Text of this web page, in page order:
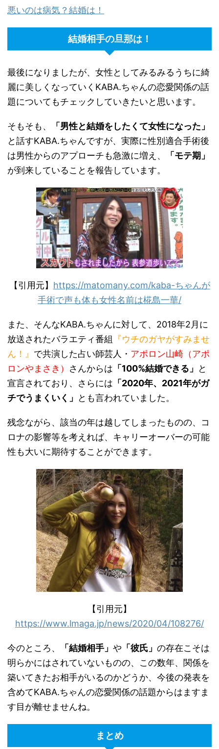
悪いのは病気？結婚は！
結婚相手の旦那は！
最後になりましたが、女性としてみるみるうちに綺
麗に美しくなっていく KABA.ちゃんの恋愛関係の話
題についてもチェックしていきたいと思います。
そもそも、
「男性と結婚をしたくて女性になった」
と話すKABA.ちゃんですが、実際に性別適合手術後
は男性からのアプローチも急激に増え、
「モテ期」
が到来していることを報告しています。
【引用元】 https://matomany.com/kaba-ちゃんが
手術で声も体も女性名前は椛島一華/
また、そんなKABA.ちゃんに対して、 2018年2 月に
放送されたバラエティ番組 『ウチのガヤがすみませ
ん！』 で共演した占い師芸人・ アポロン山崎（アポ
ロンやまさき） さんからは 「 100%結婚できる」
と
宣言されており、さらには 「 2020年、 2021年がガ
チでうまくいく」
とも言われていました。
残念ながら、該当の年は越してしまったものの、コ
ロナの影響等を考えれば、キャリーオーバーの可能
性も大いに期待することができます。
【引用元】
https://www.lmaga.jp/news/2020/04/108276/
今のところ、 「結婚相手」 や 「彼氏」 の存在こそは
明らかにはされていないものの、この数年、関係を
築いてきたお相手がいるのかどうか、今後の発表を
含めてKABA.ちゃんの恋愛関係の話題からはますま
す目が離せませんね。
まとめ